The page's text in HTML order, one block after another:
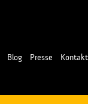
Blog Presse Kontakt